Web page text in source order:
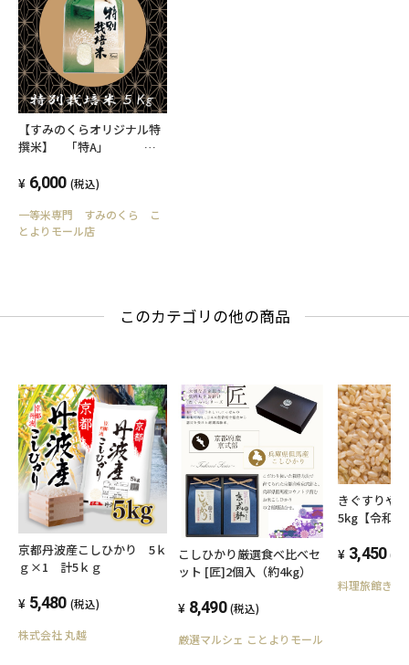
【すみのくらオリジナル特
撰米】 「特A」 お
6,000 (税込)
一等米専門 すみのくら こ
とよりモール店
このカテゴリの他の商品
京都丹波産こしひかり 5ｋ
ｇ×1 計5ｋｇ
5,480 (税込)
株式会社 丸越
こしひかり厳選食べ比べセ
ット [匠]2個入（約4kg）
8,490 (税込)
厳選マルシェ ことよりモール
きぐすりや
5kg【令和8
3,450 (税
料理旅館きぐ